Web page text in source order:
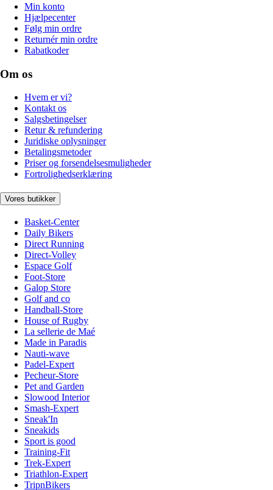
Min konto
Hjælpecenter
Følg min ordre
Returnér min ordre
Rabatkoder
Om os
Hvem er vi?
Kontakt os
Salgsbetingelser
Retur & refundering
Juridiske oplysninger
Betalingsmetoder
Priser og forsendelsesmuligheder
Fortrolighedserklæring
Vores butikker
Basket-Center
Daily Bikers
Direct Running
Direct-Volley
Espace Golf
Foot-Store
Galop Store
Golf and co
Handball-Store
House of Rugby
La sellerie de Maé
Made in Paradis
Nauti-wave
Padel-Expert
Pecheur-Store
Pet and Garden
Slowood Interior
Smash-Expert
Sneak'In
Sneakids
Sport is good
Training-Fit
Trek-Expert
Triathlon-Expert
TripnBikers